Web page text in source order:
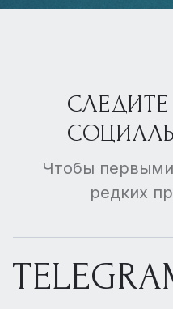
Чтобы
редких